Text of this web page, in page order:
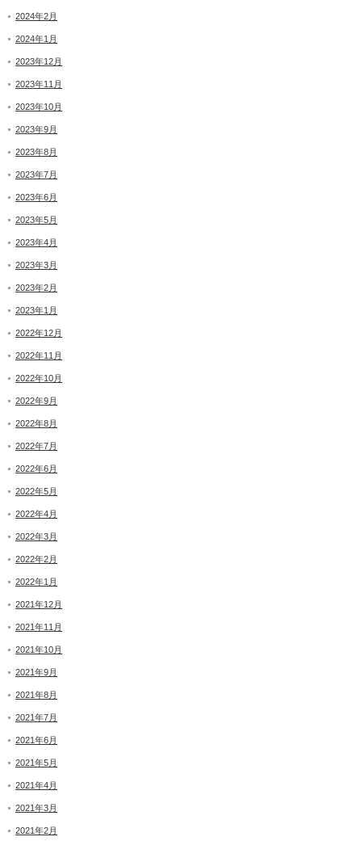
2024年2月
2024年1月
2023年12月
2023年11月
2023年10月
2023年9月
2023年8月
2023年7月
2023年6月
2023年5月
2023年4月
2023年3月
2023年2月
2023年1月
2022年12月
2022年11月
2022年10月
2022年9月
2022年8月
2022年7月
2022年6月
2022年5月
2022年4月
2022年3月
2022年2月
2022年1月
2021年12月
2021年11月
2021年10月
2021年9月
2021年8月
2021年7月
2021年6月
2021年5月
2021年4月
2021年3月
2021年2月